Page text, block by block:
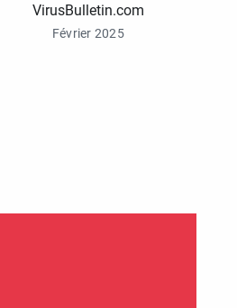
VirusBulletin.com
Février 2025